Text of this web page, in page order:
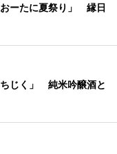
ーたに夏祭り」 縁日
じく」 純米吟醸酒と